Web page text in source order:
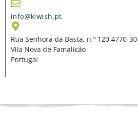
info@kiwish.pt
Rua Senhora da Basta, n.º 120 4770-
Vila Nova de Famalicão
Portugal